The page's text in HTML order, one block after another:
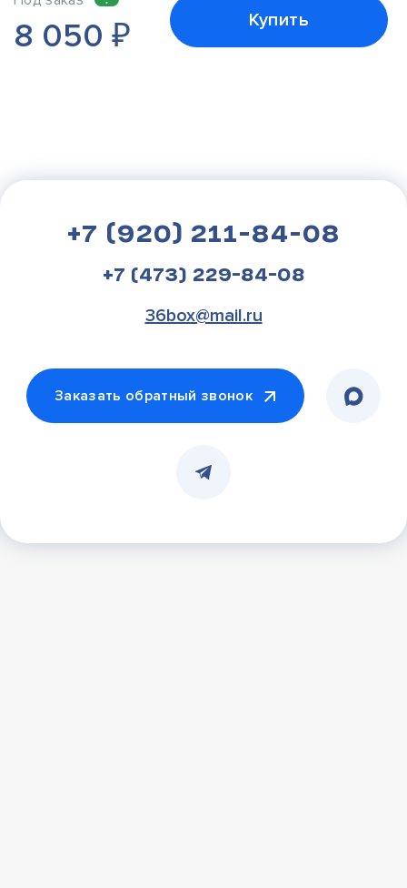
8 050₽ Купить
+7 (920) 211-84-08
+7 (473) 229-84-08
36box@mail.ru
Заказать обратный звонок